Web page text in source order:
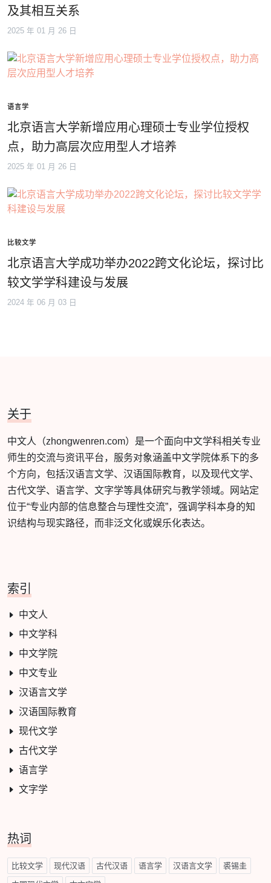
及其相互关系
2025 年 01 月 26 日
语言学
北京语言大学新增应用心理硕士专业学位授权
点，助力高层次应用型人才培养
2025 年 01 月 26 日
比较文学
北京语言大学成功举办2022跨文化论坛，探讨比
较文学学科建设与发展
2024 年 06 月 03 日
关于
中文人（zhongwenren.com）是一个面向中文学科相关专业
师生的交流与资讯平台，服务对象涵盖中文学院体系下的多
个方向，包括汉语言文学、汉语国际教育，以及现代文学、
古代文学、语言学、文字学等具体研究与教学领域。网站定
位于“专业内部的信息整合与理性交流”，强调学科本身的知
识结构与现实路径，而非泛文化或娱乐化表达。
索引
中文人
中文学科
中文学院
中文专业
汉语言文学
汉语国际教育
现代文学
古代文学
语言学
文字学
热词
比较文学 现代汉语 古代汉语 语言学 汉语言文学 裘锡圭